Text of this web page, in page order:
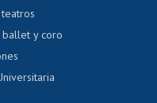
sexual y violencia
ballet y coro